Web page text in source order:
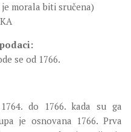
morala biti sručena)
se od 1766.
do 1766. kada su ga
je osnovana 1766. Prva